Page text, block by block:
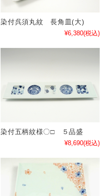
染付呉須丸紋 長角皿(大)
¥6,380(税込)
染付五柄紋様〇□ ５品盛
¥8,690(税込)